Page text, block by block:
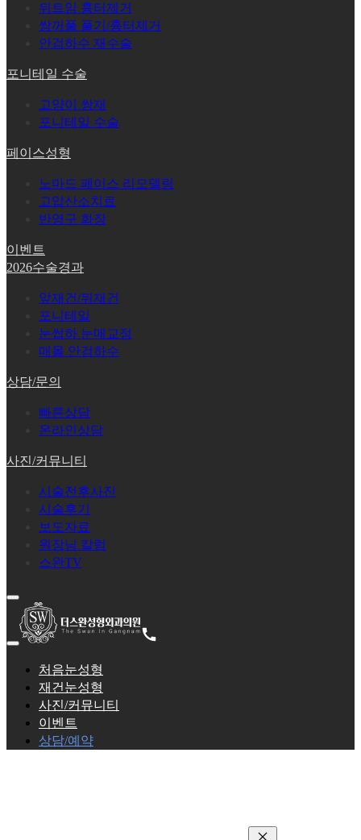
뒤트임 흉터제거
쌍꺼풀 풀기/흉터제거
안검하수 재수술
포니테일 수술
고양이 쌍재
포니테일 수술
페이스성형
노마드 페이스 리모델링
고압산소치료
반영구 화장
이벤트
2026수술경과
앞재건/뒤재건
포니테일
눈썹하 눈매교정
매몰 안검하수
상담/문의
빠른상담
온라인상담
사진/커뮤니티
시술전후사진
시술후기
보도자료
원장님 칼럼
스완TV
처음눈성형
재건눈성형
사진/커뮤니티
이벤트
상담/예약